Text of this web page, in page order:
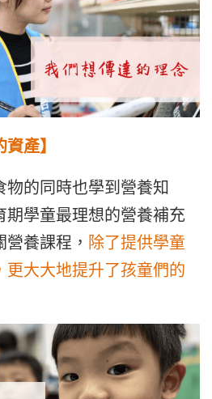
產】
的同時也學到營養知
期學童最理想的營養補充
養課程， 除了提供學童
更大大地提升了孩童們的